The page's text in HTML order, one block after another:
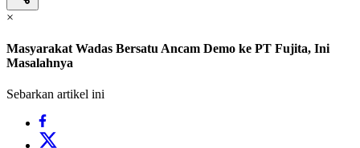
×
Masyarakat Wadas Bersatu Ancam Demo ke PT Fujita, Ini
Masalahnya
Sebarkan artikel ini